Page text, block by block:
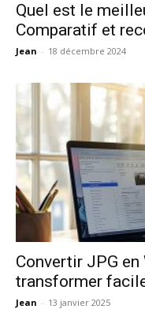
Quel est le
Comparatif et
Jean - 18 décembre 2024
Convertir JPG
transformer
Jean - 13 janvier 2025